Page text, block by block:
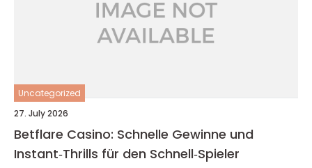
Uncategorized
27. July 2026
Betflare Casino: Schnelle Gewinne und
Instant‑Thrills für den Schnell‑Spieler